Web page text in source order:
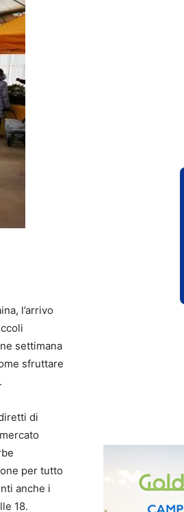
l’arrivo
settimana
sfruttare
di
per tutto
anche i
18.